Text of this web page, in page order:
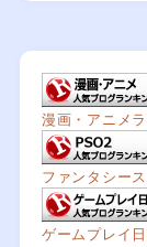
漫画・アニメ
ファンタシー
ゲームプレイ